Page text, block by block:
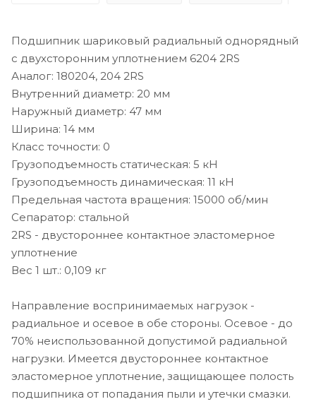
Подшипник шариковый радиальный однорядный
с двухсторонним уплотнением 6204 2RS
Аналог: 180204, 204 2RS
Внутренний диаметр: 20 мм
Наружный диаметр: 47 мм
Ширина: 14 мм
Класс точности: 0
Грузоподъемность статическая: 5 кН
Грузоподъемность динамическая: 11 кН
Предельная частота вращения: 15000 об/мин
Сепаратор: стальной
2RS - двустороннее контактное эластомерное
уплотнение
Вес 1 шт.: 0,109 кг
Направление воспринимаемых нагрузок -
радиальное и осевое в обе стороны. Осевое - до
70% неиспользованной допустимой радиальной
нагрузки. Имеется двустороннее контактное
эластомерное уплотнение, защищающее полость
подшипника от попадания пыли и утечки смазки.